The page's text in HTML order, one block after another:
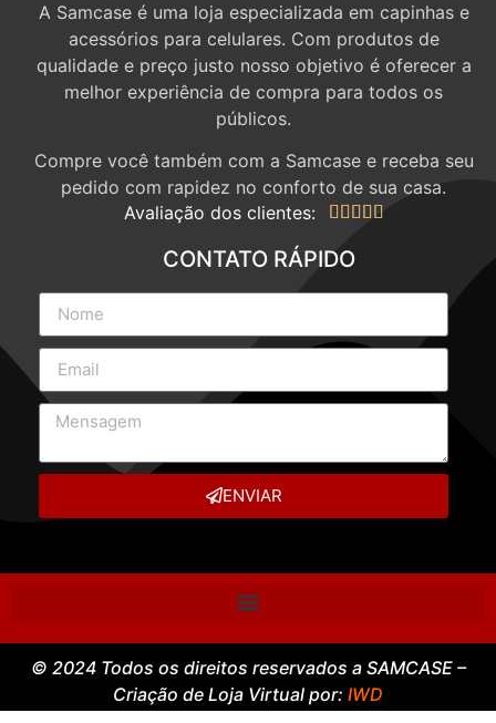
A Samcase é uma loja especializada em capinhas e
acessórios para celulares. Com produtos de
qualidade e preço justo nosso objetivo é oferecer a
melhor experiência de compra para todos os
públicos.
Compre você também com a Samcase e receba seu
pedido com rapidez no conforto de sua casa.
Avaliação dos clientes:
    
CONTATO RÁPIDO
ENVIAR
© 2024 Todos os direitos reservados a SAMCASE –
Criação de Loja Virtual por: IWD